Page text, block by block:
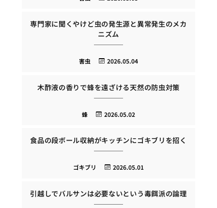
専門家に聞くやけど虫の発生源と異常発生のメカ
ニズム
2026.05.04
害虫
木酢液の香りで蜂を遠ざける天然の防虫対策
2026.05.02
蜂
食品の段ボール収納がキッチンにゴキブリを招く
2026.05.01
ゴキブリ
引越しでバルサンは必要ないという毒餌派の論理